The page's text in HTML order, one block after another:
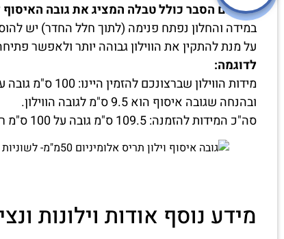
לפניכם הסבר כולל טבלה המציג את גובה האיסוף
במידה והחלון נפתח פנימה (לתוך חלל החדר) יש
על מנת להתקין את הווילון גבוהה יותר ולאפשר
לדוגמה:
מידות הווילון שברצונכם להזמין היינו: 100 ס"מ גובה על 100 ס"מ רוחב
ובהנחה שגובה איסוף הוא 9.5 ס"מ לגובה הווילון.
סה"כ המידות להזמנה: 109.5 ס"מ גובה על 100 ס"מ רוחב.
מידע נוסף אודות וילונות